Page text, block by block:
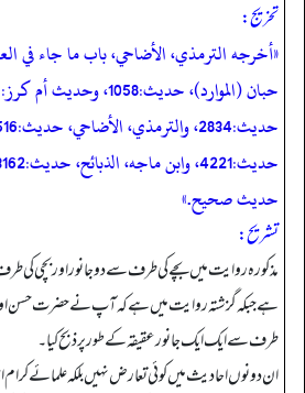
تخریج:
حبان (الموارد)،
حديث صحيح.»
تشریح:
مذکورہ روایت میں بچے کی طرف سے دو جانور اور بچی کی
ہے جبکہ گزشتہ روایت میں ہے کہ آپ نے حضرت حسن
طرف سے ایک ایک جانور عقیقہ کے طور پر ذبح کیا۔
ان دونوں احادیث میں کوئی تعارض نہیں بلکہ علمائے